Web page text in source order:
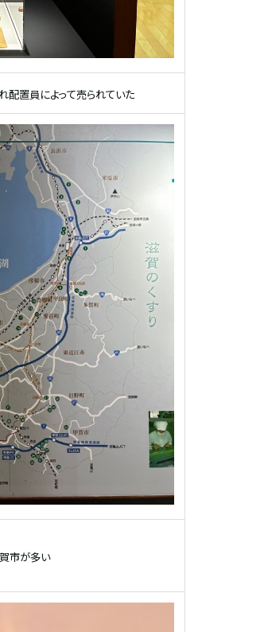
置員によって売られていた
市が多い